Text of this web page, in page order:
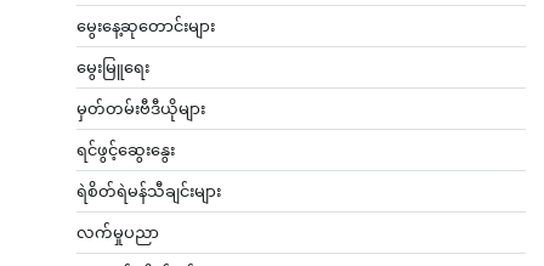
မွေးနေ့ဆုတောင်းများ
မွေးမြူရေး
မှတ်တမ်းဗီဒီယိုများ
ရင်ဖွင့်ဆွေးနွေး
ရဲစိတ်ရဲမန်သီချင်းများ
လက်မှုပညာ